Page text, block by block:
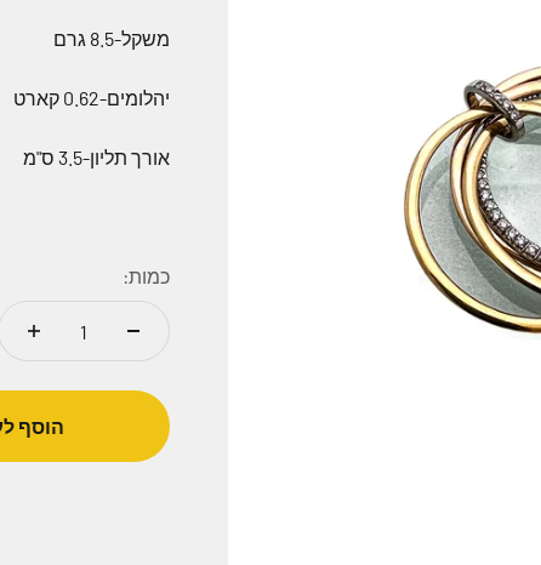
משקל-8.5 גרם
יהלומים-0.62 קארט
אורך תליון-3.5 ס"מ
כמות:
הוסף